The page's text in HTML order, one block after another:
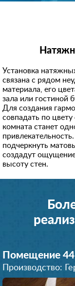
Установка
связана с рядом
материала, его
зала или гостиной
Для создания
совпадать по
комната станет
подчеркнуть
создадут
высоту стен.
Помещение
Производство: